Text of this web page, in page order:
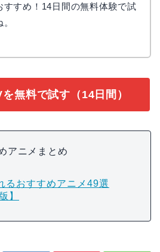
すすめ！14日間の無料体験で試
無料で試す（14日間）
アニメまとめ
るおすすめアニメ49選
】